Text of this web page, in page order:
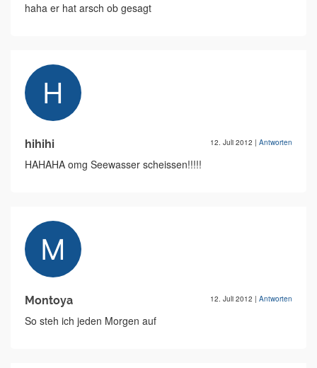
haha er hat arsch ob gesagt
hihihi 12. Juli 2012 | Antworten
HAHAHA omg Seewasser scheissen!!!!!
Montoya 12. Juli 2012 | Antworten
So steh ich jeden Morgen auf